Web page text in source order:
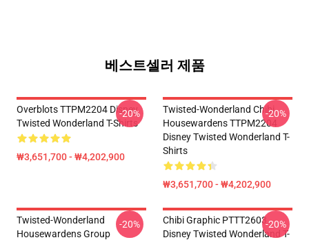
베스트셀러 제품
Overblots TTPM2204 Disney
Twisted Wonderland T-Shirts
₩3,651,700 - ₩4,202,900
-20%
Twisted-Wonderland Chibi
Housewardens TTPM2204
Disney Twisted Wonderland T-
Shirts
₩3,651,700 - ₩4,202,900
-20%
Twisted-Wonderland
Housewardens Group
-20%
Chibi Graphic PTTT2603
Disney Twisted Wonderland T-
-20%